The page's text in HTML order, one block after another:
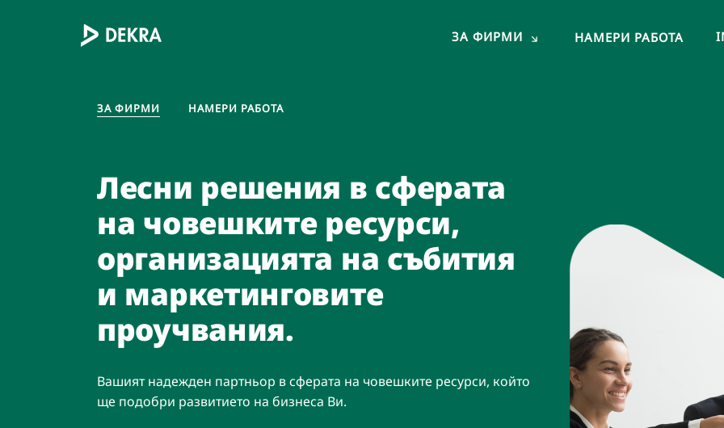
ЗА ФИРМИ НАМЕРИ РАБОТА
ЗА ФИРМИ НАМЕРИ РАБОТА
Лесни решения в сферата
на човешките ресурси,
организацията на събития
и маркетинговите
проучвания.
Вашият надежден партньор в сферата на човешките ресурси, който
ще подобри развитието на бизнеса Ви.
ЗА ФИРМИ НАМЕРИ РАБОТА
По-бърз и лесен път към
краткосрочно или
дългосрочно наемане.
Ще намерим подходящата позиция за Вас бързо, лесно и безплатно.